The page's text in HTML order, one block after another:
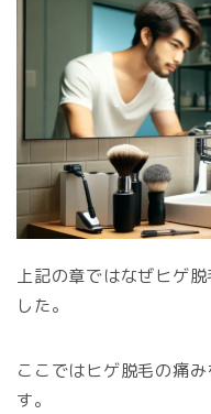
上記の章ではなぜヒゲ
した。
ここではヒゲ脱毛の痛
す。